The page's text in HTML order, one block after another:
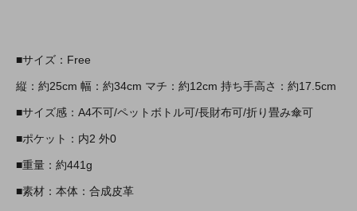
■サイズ：Free
縦：約25cm 幅：約34cm マチ：約12cm 持ち手高さ：約17.5cm
■サイズ感：A4不可/ペットボトル可/長財布可/折り畳み傘可
■ポケット：内2 外0
■重量：約441g
■素材：本体：合成皮革